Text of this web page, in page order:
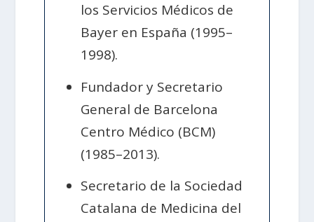
los Servicios Médicos de
Bayer en España (1995–
1998).
Fundador y Secretario
General de Barcelona
Centro Médico (BCM)
(1985–2013).
Secretario de la Sociedad
Catalana de Medicina del